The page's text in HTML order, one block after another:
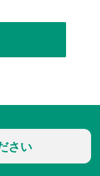
さい